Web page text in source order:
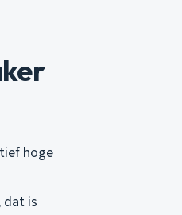
hoge
dat is